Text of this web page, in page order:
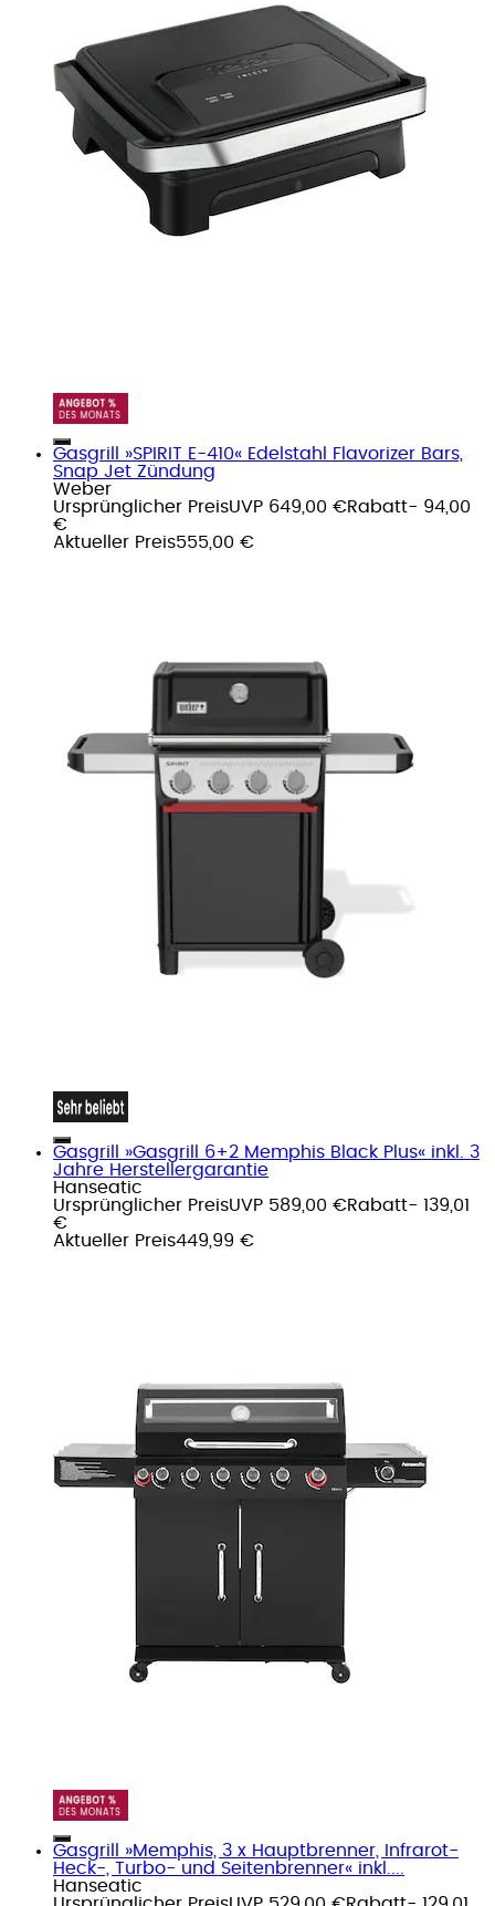
Gasgrill »SPIRIT E-410« Edelstahl Flavorizer Bars,
Snap Jet Zündung
Weber
Ursprünglicher PreisUVP 649,00 €Rabatt- 94,00
€
Aktueller Preis555,00 €
Gasgrill »Gasgrill 6+2 Memphis Black Plus« inkl. 3
Jahre Herstellergarantie
Hanseatic
Ursprünglicher PreisUVP 589,00 €Rabatt- 139,01
€
Aktueller Preis449,99 €
Gasgrill »Memphis, 3 x Hauptbrenner, Infrarot-
Heck-, Turbo- und Seitenbrenner« inkl....
Hanseatic